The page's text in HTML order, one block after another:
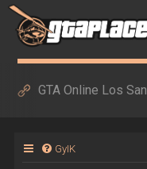
GTA Online Los
GyIK